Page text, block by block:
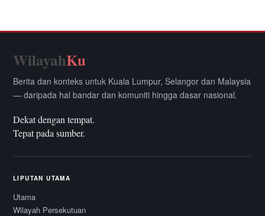
WilayahKu
Berita dan konteks untuk Kuala Lumpur, Selangor dan Malaysia
— daripada hal bandar dan komuniti hingga dasar nasional.
Dekat dengan tempat.
Tepat pada sumber.
LIPUTAN UTAMA
Utama
Wilayah Persekutuan